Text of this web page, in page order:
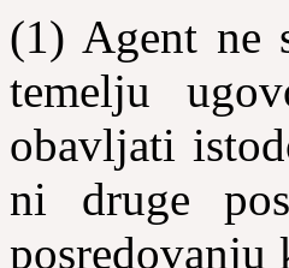
(1) Agent ne
temelju
obavljati
ni druge
posredovanju